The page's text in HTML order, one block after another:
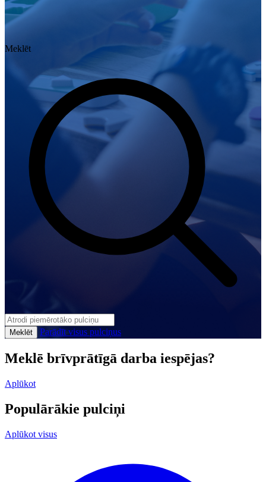
Meklēt
Meklēt Parādīt visus pulciņus
Meklē brīvprātīgā darba iespējas?
Aplūkot
Populārākie pulciņi
Aplūkot visus